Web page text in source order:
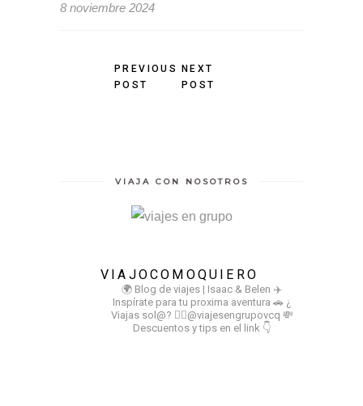
8 noviembre 2024
PREVIOUS
POST
NEXT
POST
VIAJA CON NOSOTROS
VIAJOCOMOQUIERO
🌍 Blog de viajes | Isaac & Belen ✈️
Inspírate para tu proxima aventura 🚗 ¿
Viajas sol@? 👉🏻@viajesengrupovcq 💸
Descuentos y tips en el link 👇